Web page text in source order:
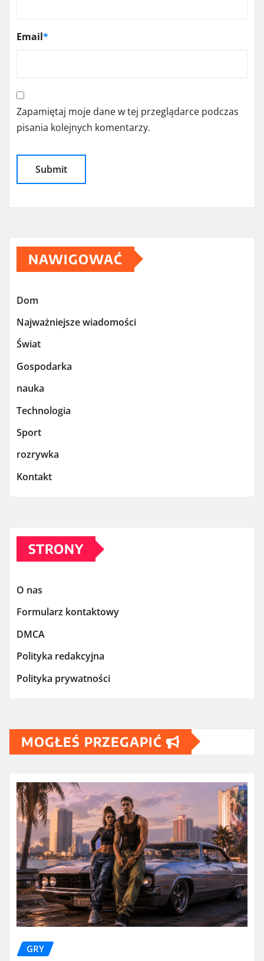
Email*
Zapamiętaj moje dane w tej przeglądarce podczas
pisania kolejnych komentarzy.
NAWIGOWAĆ
Dom
Najważniejsze wiadomości
Świat
Gospodarka
nauka
Technologia
Sport
rozrywka
Kontakt
STRONY
O nas
Formularz kontaktowy
DMCA
Polityka redakcyjna
Polityka prywatności
MOGŁEŚ PRZEGAPIĆ
GRY